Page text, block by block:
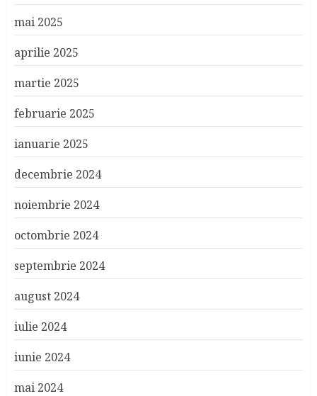
mai 2025
aprilie 2025
martie 2025
februarie 2025
ianuarie 2025
decembrie 2024
noiembrie 2024
octombrie 2024
septembrie 2024
august 2024
iulie 2024
iunie 2024
mai 2024